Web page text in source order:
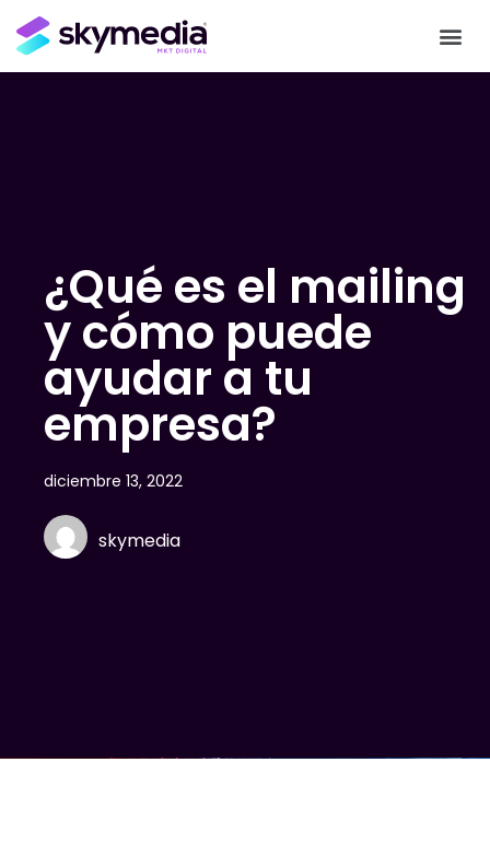
¿Qué es el mailing
y cómo puede
ayudar a tu
empresa?
diciembre 13, 2022
skymedia